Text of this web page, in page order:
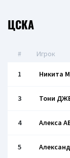
ЦСКА
# Игрок
1 Никита
3 Тони
4 Алекса
5